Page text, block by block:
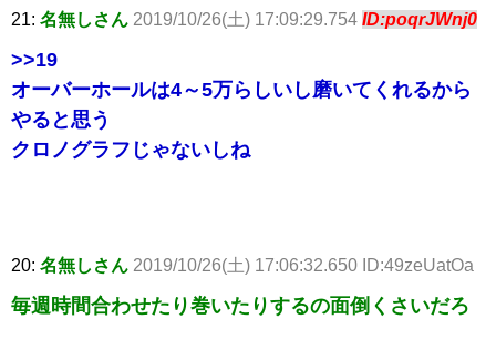
21: 名無しさん 2019/10/26(土) 17:09:29.754 ID:poqrJWnj0
>>19
オーバーホールは4～5万らしいし磨いてくれるから
やると思う
クロノグラフじゃないしね
20: 名無しさん 2019/10/26(土) 17:06:32.650 ID:49zeUatOa
毎週時間合わせたり巻いたりするの面倒くさいだろ